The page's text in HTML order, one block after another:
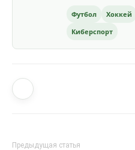
Футбол Хоккей
Киберспорт
Предыдущая статья